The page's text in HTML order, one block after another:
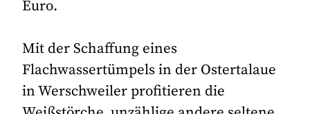
Euro.
Mit der Schaffung eines
Flachwassertümpels in der Ostertalaue
in Werschweiler profitieren die